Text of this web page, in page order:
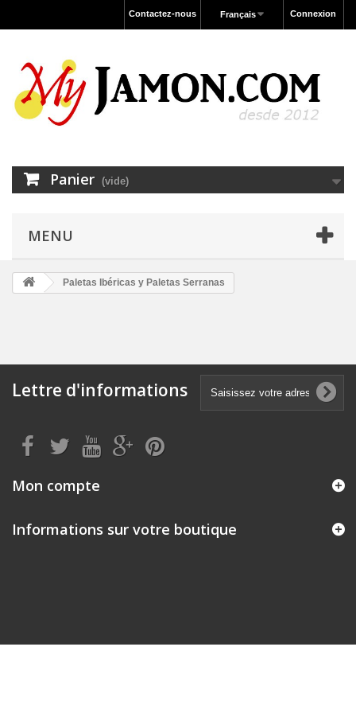
Connexion
Français
Contactez-nous
Panier (vide)
MENU
Paletas Ibéricas y Paletas Serranas
Lettre d'informations
Mon compte
Informations sur votre boutique